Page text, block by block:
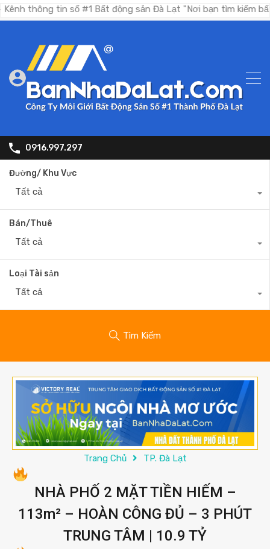
tin số #1 Bất động sản Đà Lạt "Nơi bạn tìm kiếm bất động
0916.997.297
Đường/ Khu Vực
Tất cả
Bán/Thuê
Tất cả
Loại Tài sản
Tất cả
Tìm Kiếm
Trang Chủ TP. Đà Lạt
NHÀ PHỐ 2 MẶT TIỀN HIẾM –
113m² – HOÀN CÔNG ĐỦ – 3 PHÚT
TRUNG TÂM | 10.9 TỶ